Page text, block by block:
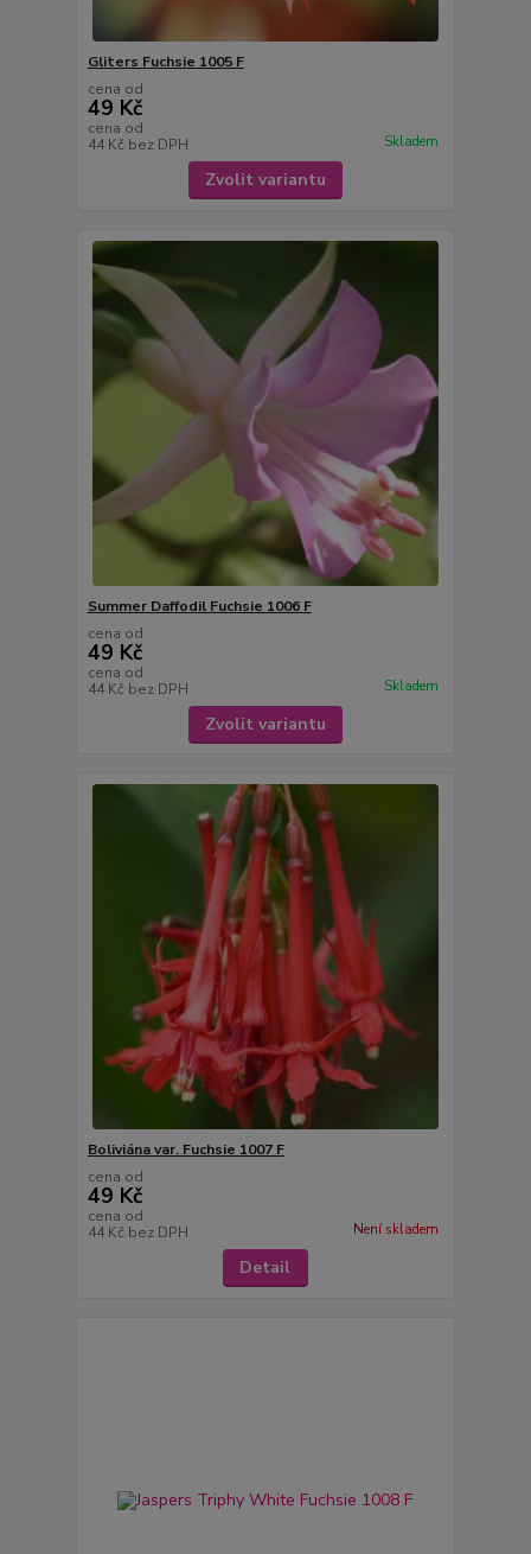
Gliters Fuchsie 1005 F
cena od
49 Kč
cena od
44 Kč bez DPH Skladem
Zvolit variantu
Summer Daffodil Fuchsie 1006 F
cena od
49 Kč
cena od
44 Kč bez DPH Skladem
Zvolit variantu
Boliviána var. Fuchsie 1007 F
cena od
49 Kč
cena od
44 Kč bez DPH Není skladem
Detail